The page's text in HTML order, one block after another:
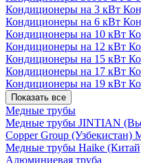
Кондиционеры на 3 кВт
Кондиционеры на 6 кВт
Кондиционеры на 10 кВт
Кондиционеры на 12 кВт
Кондиционеры на 15 кВт
Кондиционеры на 17 кВт
Кондиционеры на 19 кВт
Показать все
Медные трубы
Медные трубы JINTIAN
Copper Group (Узбекистан)
Медные трубы Haike
Алюминиевая труба